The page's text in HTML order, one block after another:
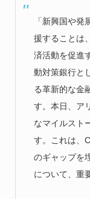
「新興国や
援することは
済活動を促進
動対策銀行と
る革新的な金
す。本日、ア
なマイルスト
す。これは、
のギャップを
について、重